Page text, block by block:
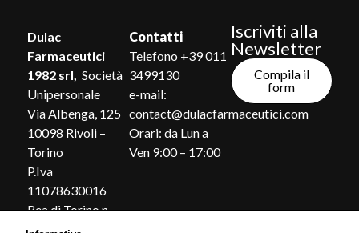
Dulac
Farmaceutici
1982 srl, Società
Unipersonale
Via Albenga, 125
10098 Rivoli –
Torino
P.Iva
11078630016
Rea di Torino n.
1185869
Contatti
Telefono +39 011
3499130
e-mail:
contact@dulacfarmaceutici.com
Orari: da Lun a
Ven 9:00 – 17:00
Iscriviti alla
Newsletter
Compila il
form